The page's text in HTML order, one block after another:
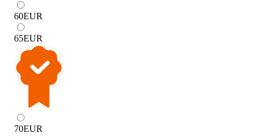
60EUR
65EUR
70EUR